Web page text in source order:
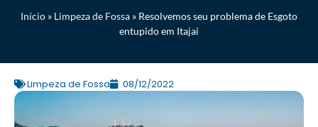
Início » Limpeza de Fossa » Resolvemos seu problema de Esgoto
entupido em Itajai
Limpeza de Fossa 08/12/2022